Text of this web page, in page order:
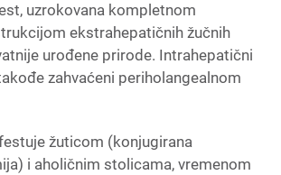
uzrokovana kompletnom
ekstrahepatičnih žučnih
urođene prirode. Intrahepatični
zahvaćeni periholangealnom
žuticom (konjugirana
i aholičnim stolicama, vremenom